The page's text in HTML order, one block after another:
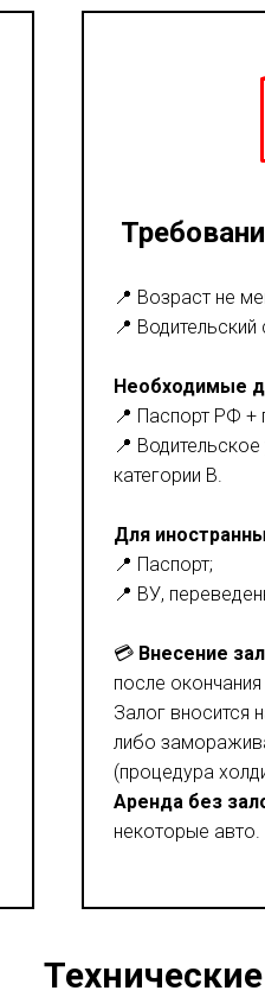
📍 Возраст не
📍
Необходимые
📍 Паспорт РФ +
📍
категории В.
Для
📍 Паспорт;
📍 ВУ,
💳 Внесение
после
Залог вносится
либо
(процедура
Аренда без
некоторые авто.